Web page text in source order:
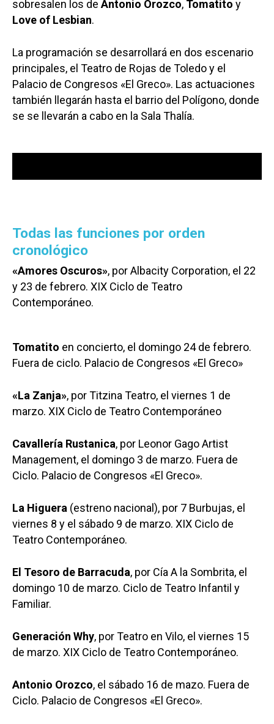
sobresalen los de Antonio Orozco, Tomatito y
Love of Lesbian.
La programación se desarrollará en dos escenario
principales, el Teatro de Rojas de Toledo y el
Palacio de Congresos «El Greco». Las actuaciones
también llegarán hasta el barrio del Polígono, donde
se se llevarán a cabo en la Sala Thalía.
audio
Todas las funciones por orden
cronológico
«Amores Oscuros», por Albacity Corporation, el 22
y 23 de febrero. XIX Ciclo de Teatro
Contemporáneo.
Tomatito en concierto, el domingo 24 de febrero.
Fuera de ciclo. Palacio de Congresos «El Greco»
«La Zanja», por Titzina Teatro, el viernes 1 de
marzo. XIX Ciclo de Teatro Contemporáneo
Cavallería Rustanica, por Leonor Gago Artist
Management, el domingo 3 de marzo. Fuera de
Ciclo. Palacio de Congresos «El Greco».
La Higuera (estreno nacional), por 7 Burbujas, el
viernes 8 y el sábado 9 de marzo. XIX Ciclo de
Teatro Contemporáneo.
El Tesoro de Barracuda, por Cía A la Sombrita, el
domingo 10 de marzo. Ciclo de Teatro Infantil y
Familiar.
Generación Why, por Teatro en Vilo, el viernes 15
de marzo. XIX Ciclo de Teatro Contemporáneo.
Antonio Orozco, el sábado 16 de mazo. Fuera de
Ciclo. Palacio de Congresos «El Greco».